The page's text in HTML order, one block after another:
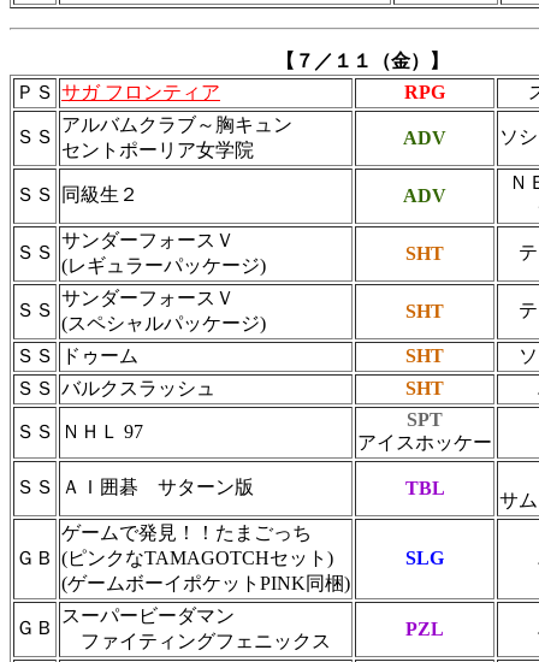
【７／１１（金）】
ＰＳ サガ フロンティア RPG
ＳＳ
アルバムクラブ～胸キュン
セントポーリア女学院
ADV ソ
ＳＳ 同級生２ ADV
Ｎ
ＳＳ
サンダーフォースＶ
(レギュラーパッケージ)
SHT
ＳＳ
サンダーフォースＶ
(スペシャルパッケージ)
SHT
ＳＳ ドゥーム SHT
ＳＳ バルクスラッシュ SHT
ＳＳ ＮＨＬ 97
SPT
アイスホッケー
ＳＳ ＡＩ囲碁 サターン版 TBL
サ
ＧＢ
ゲームで発見！！たまごっち
(ピンクなTAMAGOTCHセット)
(ゲームボーイポケットPINK同梱)
SLG
ＧＢ
スーパービーダマン
ファイティングフェニックス
PZL